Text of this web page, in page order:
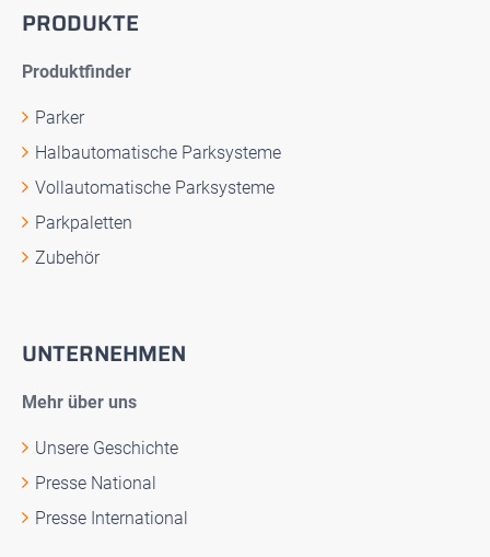
PRODUKTE
Produktfinder
Parker
Halbautomatische Parksysteme
Vollautomatische Parksysteme
Parkpaletten
Zubehör
UNTERNEHMEN
Mehr über uns
Unsere Geschichte
Presse National
Presse International